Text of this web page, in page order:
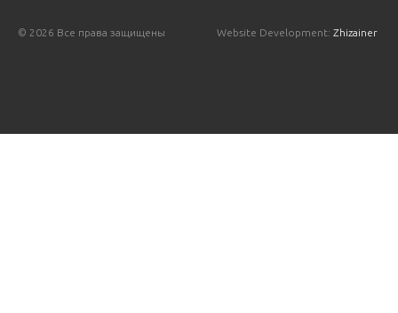
© 2026 Все права защищены Website Development: Zhizainer